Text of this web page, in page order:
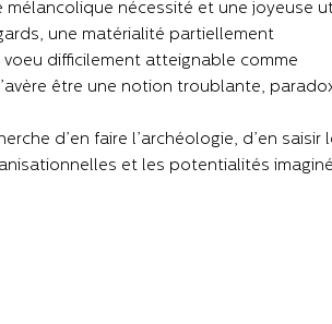
mélancolique nécessité et une joyeuse
une matérialité partiellement
voeu difficilement atteignable comme
être une notion troublante,
d’en faire l’archéologie, d’en saisir
et les potentialités